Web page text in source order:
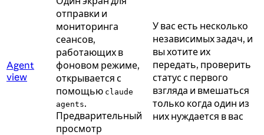
Agent
view
отправки и
мониторинга
сеансов,
работающих в
фоновом режиме,
открывается с
помощью claude
agents.
Предварительный
просмотр
У вас есть несколько
независимых задач, и
вы хотите их
передать, проверить
статус с первого
взгляда и вмешаться
только когда один из
них нуждается в вас